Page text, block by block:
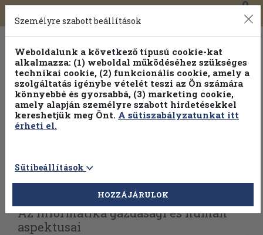
Toggle
navigation
0
Válogasson több mint 1.000.000 kiadványunk közül
100% kedvezménnyel!
Vissza az előző oldalra Válasszon példányt
Az informatika gazdasági és humán
aspektusai
Személyre szabott beállítások
Weboldalunk a következő típusú cookie-kat
alkalmazza: (1) weboldal működéséhez szükséges
technikai cookie, (2) funkcionális cookie, amely a
szolgáltatás igénybe vételét teszi az Ön számára
könnyebbé és gyorsabbá, (3) marketing cookie,
amely alapján személyre szabott hirdetésekkel
kereshetjük meg Önt. A sütiszabályzatunkat itt
érheti el.
Sütibeállítások
HOZZÁJÁRULOK